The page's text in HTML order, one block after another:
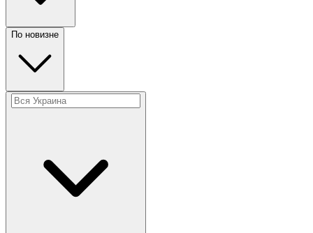
По новизне